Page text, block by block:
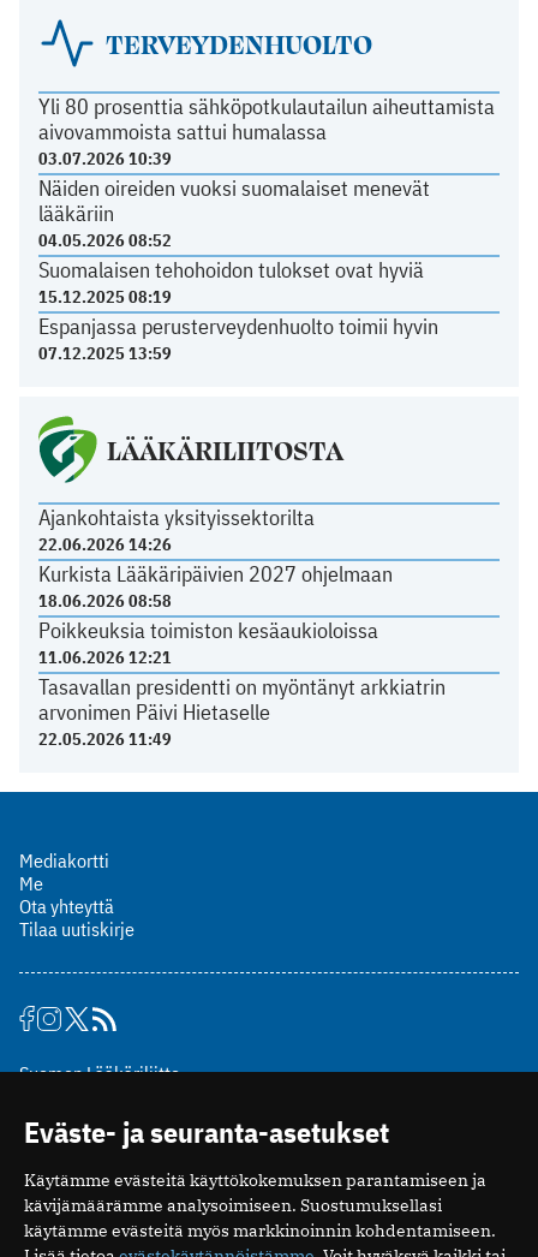
TERVEYDENHUOLTO
Yli 80 prosenttia sähköpotkulautailun aiheuttamista
aivovammoista sattui humalassa
03.07.2026 10:39
Näiden oireiden vuoksi suomalaiset menevät
lääkäriin
04.05.2026 08:52
Suomalaisen tehohoidon tulokset ovat hyviä
15.12.2025 08:19
Espanjassa perusterveydenhuolto toimii hyvin
07.12.2025 13:59
LÄÄKÄRILIITOSTA
Ajankohtaista yksityissektorilta
22.06.2026 14:26
Kurkista Lääkäripäivien 2027 ohjelmaan
18.06.2026 08:58
Poikkeuksia toimiston kesäaukioloissa
11.06.2026 12:21
Tasavallan presidentti on myöntänyt arkkiatrin
arvonimen Päivi Hietaselle
22.05.2026 11:49
Mediakortti
Me
Ota yhteyttä
Tilaa uutiskirje
Suomen Lääkäriliitto
00510 Helsinki
puh. (09) 393 091
toimitus@potilaanlaakarilehti.fi
ISSN 2323-9476
Eväste- ja seuranta-asetukset
Käytämme evästeitä käyttökokemuksen parantamiseen ja
kävijämäärämme analysoimiseen. Suostumuksellasi
käytämme evästeitä myös markkinoinnin kohdentamiseen.